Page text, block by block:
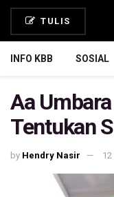
TULIS
INFO KBB SOSIAL
Aa
Tentukan
by Hendry Nasir